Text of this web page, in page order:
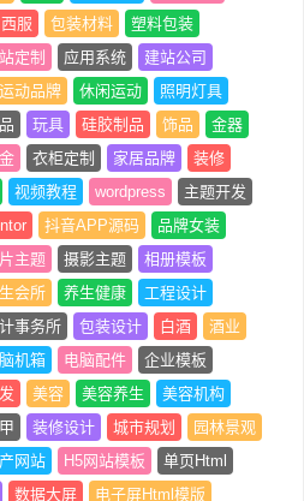
西服 包装材料
塑料包装
定制 应用系统
建站公司
运动品牌 休闲运动
照明灯具
玩具 硅胶制品 饰品
金器
衣柜定制 家居品牌
装修
视频教程 wordpress
主题开发
抖音APP源码
品牌女装
主题 摄影主题
相册模板
会所 养生健康
工程设计
事务所 包装设计 白酒
酒业
机箱 电脑配件
企业模板
美容 美容养生
美容机构
装修设计 城市规划
园林景观
网站 H5网站模板
单页Html
数据大屏
电子屏Html模版